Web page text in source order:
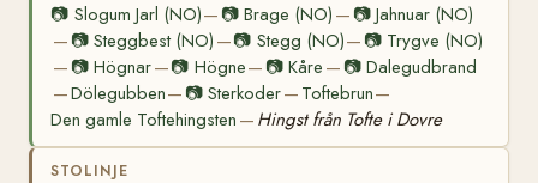
📷 Slogum Jarl (NO)— 📷Brage (NO) — 📷Jahnuar (NO)
— 📷Steggbest (NO) —📷 Stegg (NO)— 📷 Trygve (NO)
— 📷Högnar—📷 Högne— 📷Kåre — 📷 Dalegudbrand
—Dölegubben— 📷Sterkoder— Toftebrun—
Den gamle Toftehingsten — Hingst från Tofte i Dovre
STOLINJE